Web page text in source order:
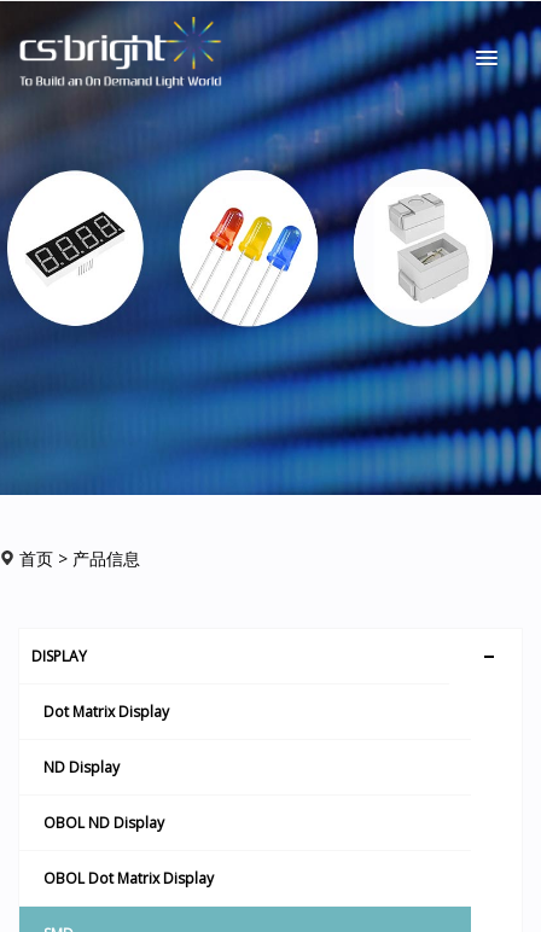
首页 > 产品信息
DISPLAY
Dot Matrix Display
ND Display
OBOL ND Display
OBOL Dot Matrix Display